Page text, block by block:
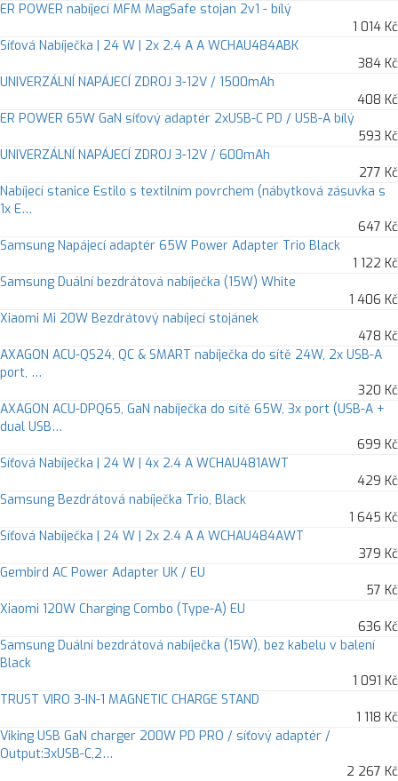
ER POWER nabíjecí MFM MagSafe stojan 2v1 - bílý
1 014 Kč
Síťová Nabíječka | 24 W | 2x 2.4 A A WCHAU484ABK
384 Kč
UNIVERZÁLNÍ NAPÁJECÍ ZDROJ 3-12V / 1500mAh
408 Kč
ER POWER 65W GaN síťový adaptér 2xUSB-C PD / USB-A bílý
593 Kč
UNIVERZÁLNÍ NAPÁJECÍ ZDROJ 3-12V / 600mAh
277 Kč
Nabíjecí stanice Estilo s textilním povrchem (nábytková zásuvka s
1x E…
647 Kč
Samsung Napájecí adaptér 65W Power Adapter Trio Black
1 122 Kč
Samsung Duální bezdrátová nabíječka (15W) White
1 406 Kč
Xiaomi Mi 20W Bezdrátový nabíjecí stojánek
478 Kč
AXAGON ACU-QS24, QC & SMART nabíječka do sítě 24W, 2x USB-A
port, …
320 Kč
AXAGON ACU-DPQ65, GaN nabíječka do sítě 65W, 3x port (USB-A +
dual USB…
699 Kč
Síťová Nabíječka | 24 W | 4x 2.4 A WCHAU481AWT
429 Kč
Samsung Bezdrátová nabíječka Trio, Black
1 645 Kč
Síťová Nabíječka | 24 W | 2x 2.4 A A WCHAU484AWT
379 Kč
Gembird AC Power Adapter UK / EU
57 Kč
Xiaomi 120W Charging Combo (Type-A) EU
636 Kč
Samsung Duální bezdrátová nabíječka (15W), bez kabelu v balení
Black
1 091 Kč
TRUST VIRO 3-IN-1 MAGNETIC CHARGE STAND
1 118 Kč
Viking USB GaN charger 200W PD PRO / síťový adaptér /
Output:3xUSB-C,2…
2 267 Kč